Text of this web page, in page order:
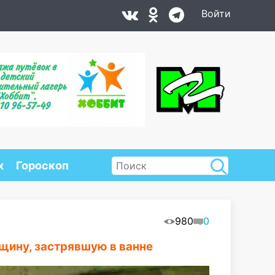
Войти
Гороскоп
980 0
застрявшую в ванне